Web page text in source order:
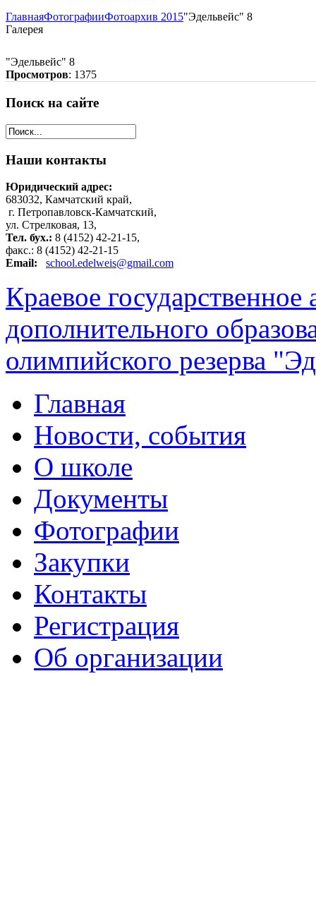
ГлавнаяФотографииФотоархив 2015"Эдельвейс" 8
Галерея
"Эдельвейс" 8
Просмотров: 1375
Поиск на сайте
Наши контакты
Юридический адрес:
683032, Камчатский край,
г. Петропавловск-Камчатский,
ул. Стрелковая, 13,
Тел. бух.: 8 (4152) 42-21-15,
факс.: 8 (4152) 42-21-15
Email:
school.edelweis@gmail.com
Краевое
дополнительного
олимпийского резерва
Главная
Новости, события
О школе
Документы
Фотографии
Закупки
Контакты
Регистрация
Об организации